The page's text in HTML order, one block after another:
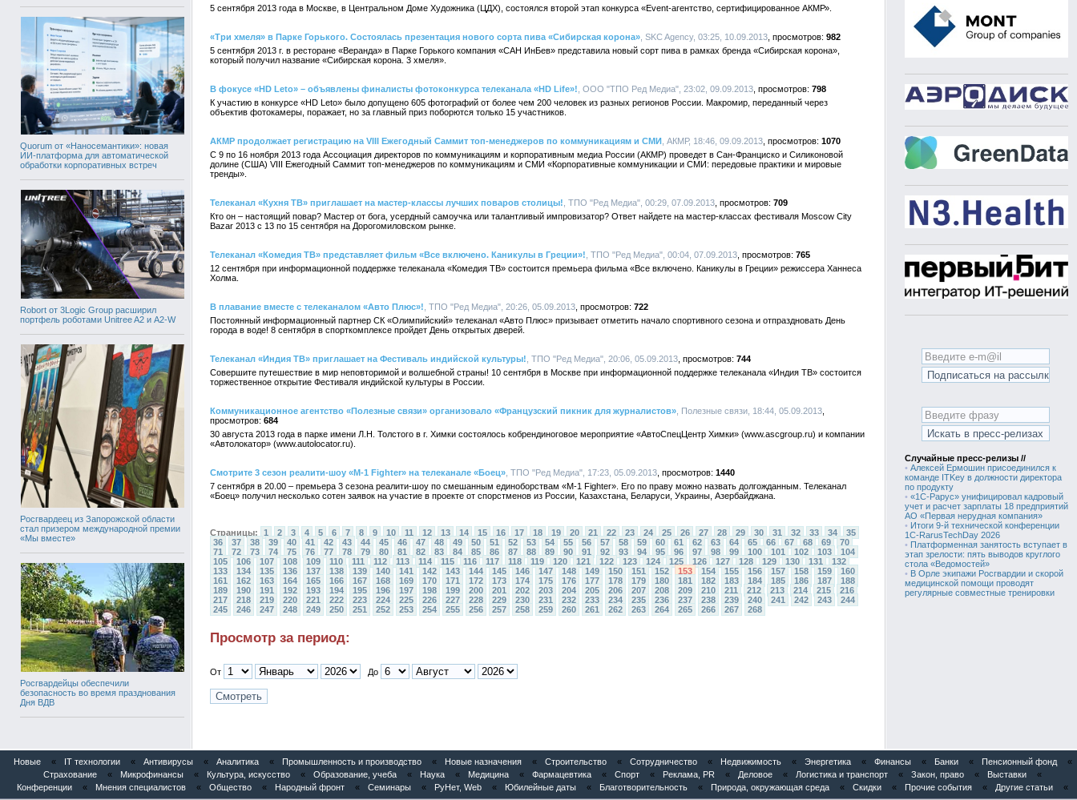
Quorum от «Наносемантики»: новая
ИИ-платформа для автоматической
обработки корпоративных встреч
Robort от 3Logic Group расширил
портфель роботами Unitree A2 и A2-W
Росгвардеец из Запорожской области
стал призером международной премии
«Мы вместе»
Росгвардейцы обеспечили
безопасность во время празднования
Дня ВДВ
5 сентября 2013 года в Москве, в Центральном Доме Художника (ЦДХ), состоялся второй этап конкурса «Event-агентство, сертифицированное АКМР».
«Три хмеля» в Парке Горького. Состоялась презентация нового сорта пива «Сибирская корона» , SKC Agency, 03:25, 10.09.2013
982
5 сентября 2013 г. в ресторане «Веранда» в Парке Горького компания «САН ИнБев» представила новый сорт пива в рамках бренда «Сибирская корона»,
который получил название «Сибирская корона. 3 хмеля».
В фокусе «HD Leto» – объявлены финалисты фотоконкурса телеканала «HD Life»! , ООО "ТПО Ред Медиа", 23:02, 09.09.2013
798
К участию в конкурсе «HD Leto» было допущено 605 фотографий от более чем 200 человек из разных регионов России. Макромир, переданный через
объектив фотокамеры, поражает, но за главный приз поборются только 15 участников.
АКМР продолжает регистрацию на VIII Ежегодный Саммит топ-менеджеров по коммуникациям и СМИ , АКМР, 18:46, 09.09.2013
1070
С 9 по 16 ноября 2013 года Ассоциация директоров по коммуникациям и корпоративным медиа России (АКМР) проведет в Сан-Франциско и Силиконовой
долине (США) VIII Ежегодный Саммит топ-менеджеров по коммуникациям и СМИ «Корпоративные коммуникации и СМИ: передовые практики и мировые
тренды».
Телеканал «Кухня ТВ» приглашает на мастер-классы лучших поваров столицы! , ТПО "Ред Медиа", 00:29, 07.09.2013
709
Кто он – настоящий повар? Мастер от бога, усердный самоучка или талантливый импровизатор? Ответ найдете на мастер-классах фестиваля Moscow Сity
Bazar 2013 с 13 по 15 сентября на Дорогомиловском рынке.
Телеканал «Комедия ТВ» представляет фильм «Все включено. Каникулы в Греции»! , ТПО "Ред Медиа", 00:04, 07.09.2013
765
12 сентября при информационной поддержке телеканала «Комедия ТВ» состоится премьера фильма «Все включено. Каникулы в Греции» режиссера Ханнеса
Холма.
В плавание вместе с телеканалом «Авто Плюс»! , ТПО "Ред Медиа", 20:26, 05.09.2013
722
Постоянный информационный партнер СК «Олимпийский» телеканал «Авто Плюс» призывает отметить начало спортивного сезона и отпраздновать День
города в воде! 8 сентября в спорткомплексе пройдет День открытых дверей.
Телеканал «Индия ТВ» приглашает на Фестиваль индийской культуры! , ТПО "Ред Медиа", 20:06, 05.09.2013
744
Совершите путешествие в мир неповторимой и волшебной страны! 10 сентября в Москве при информационной поддержке телеканала «Индия ТВ» состоится
торжественное открытие Фестиваля индийской культуры в России.
Коммуникационное агентство «Полезные связи» организовало «Французский пикник для журналистов» , Полезные связи, 18:44, 05.09.2013
684
30 августа 2013 года в парке имени Л.Н. Толстого в г. Химки состоялось кобрендиноговое мероприятие «АвтоСпецЦентр Химки» (www.ascgroup.ru) и компании
«Автолокатор» (www.autolocator.ru).
Смотрите 3 сезон реалити-шоу «М-1 Fighter» на телеканале «Боец» , ТПО "Ред Медиа", 17:23, 05.09.2013
1440
7 сентября в 20.00 – премьера 3 сезона реалити-шоу по смешанным единоборствам «М-1 Fighter». Его по праву можно назвать долгожданным. Телеканал
«Боец» получил несколько сотен заявок на участие в проекте от спорстменов из России, Казахстана, Беларуси, Украины, Азербайджана.
Страницы: 1 2 3 4 5 6 7 8 9 10 11 12 13 14 15 16 17 18 19 20 21 22 23 24 25 26 27 28 29 30 31 32 33 34
35
36
37 38 39 40 41 42 43 44 45 46 47 48 49 50 51 52 53 54 55 56 57 58 59 60 61 62 63 64 65 66 67 68 69
70
71
72 73 74 75 76 77 78 79 80 81 82 83 84 85 86 87 88 89 90 91 92 93 94 95 96 97 98 99 100 101 102 103
104
105
106 107 108 109 110 111 112 113 114 115 116 117 118 119 120 121 122 123 124 125 126 127 128 129 130 131
132
133
134 135 136 137 138 139 140 141 142 143 144 145 146 147 148 149 150 151 152 153 154 155 156 157 158 159
160
161
162 163 164 165 166 167 168 169 170 171 172 173 174 175 176 177 178 179 180 181 182 183 184 185 186 187
188
189
190 191 192 193 194 195 196 197 198 199 200 201 202 203 204 205 206 207 208 209 210 211 212 213 214 215
216
217
218 219 220 221 222 223 224 225 226 227 228 229 230 231 232 233 234 235 236 237 238 239 240 241 242 243
244
245
246 247 248 249 250 251 252 253 254 255 256 257 258 259 260 261 262 263 264 265 266 267 268
Просмотр за период:
От До
Случайные пресс-релизы //
• Алексей Ермошин присоединился к
команде ITKey в должности директора
по продукту
• «1С-Рарус» унифицировал кадровый
учет и расчет зарплаты 18 предприятий
АО «Первая нерудная компания»
• Итоги 9-й технической конференции
1C-RarusTechDay 2026
• Платформенная занятость вступает в
этап зрелости: пять выводов круглого
стола «Ведомостей»
• В Орле экипажи Росгвардии и скорой
медицинской помощи проводят
регулярные совместные тренировки
Новые « IT технологии « Антивирусы « Аналитика « Промышленность и производство « Новые назначения « Строительство « Сотрудничество « Недвижимость « Энергетика « Финансы « Банки « Пенсионный фонд
«
Страхование
« Микрофинансы « Культура, искусство « Образование, учеба « Наука « Медицина « Фармацевтика « Спорт « Реклама, PR « Деловое « Логистика и транспорт « Закон, право « Выставки
«
Конференции
« Мнения специалистов « Общество « Народный фронт « Семинары « РуНет, Web « Юбилейные даты « Благотворительность « Природа, окружающая среда « Скидки « Прочие события « Другие статьи «